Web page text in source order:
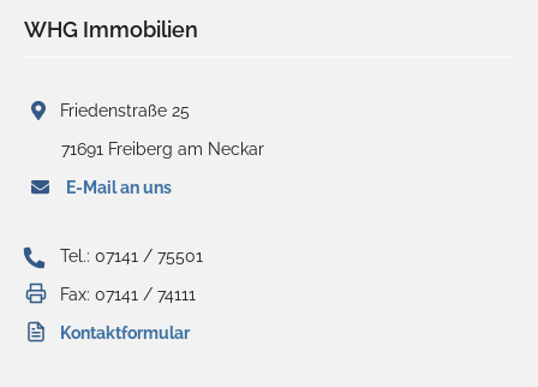
WHG Immobilien
Friedenstraße 25
71691 Freiberg am Neckar
E-Mail an uns
Tel.: 07141 / 75501
Fax: 07141 / 74111
Kontaktformular